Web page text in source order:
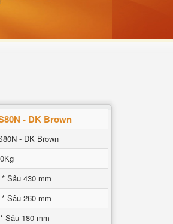
- DK Brown
- DK Brown
Sâu 430 mm
Sâu 260 mm
Sâu 180 mm